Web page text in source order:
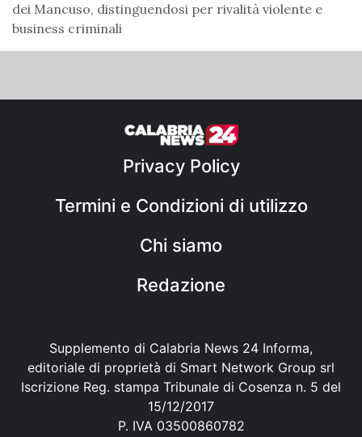
dei Mancuso, distinguendosi per rivalità violente e
business criminali
Privacy Policy
Termini e Condizioni di utilizzo
Chi siamo
Redazione
Supplemento di Calabria News 24 Informa,
editoriale di proprietà di Smart Network Group srl
Iscrizione Reg. stampa Tribunale di Cosenza n. 5 del
15/12/2017
P. IVA 03500860782